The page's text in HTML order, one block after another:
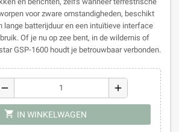
voor zware omstandigheden, beschikt
lange batterijduur en een intuïtieve interface
Of je nu op zee bent, in de wildernis of
GSP-1600 houdt je betrouwbaar verbonden.
remove add
shopping_cart IN WINKELWAGEN